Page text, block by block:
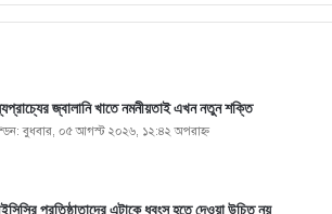
জ্বালানি খাতে নমনীয়তাই এখন নতুন শক্তি
বুধবার, ০৫ আগস্ট ২০২৬, ১২:৪২ অপরাহ্ণ